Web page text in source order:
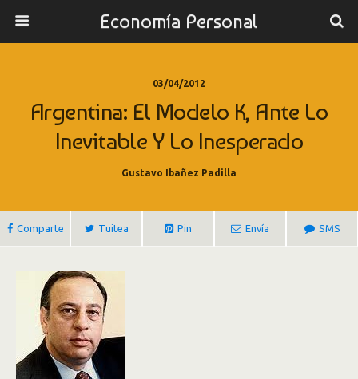
Economía Personal
03/04/2012
Argentina: El Modelo K, Ante Lo
Inevitable Y Lo Inesperado
Gustavo Ibañez Padilla
Comparte Tuitea Pin Envía SMS